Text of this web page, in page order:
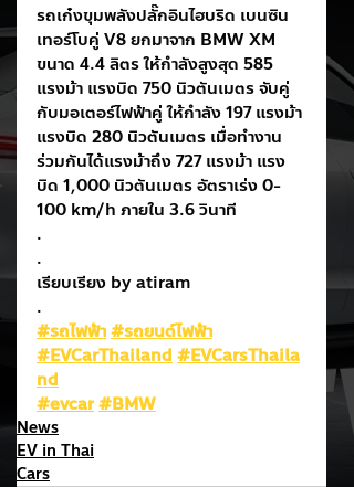
รถเก๋งขุมพลังปลั๊กอินไฮบริด เบนซิน
เทอร์โบคู่ V8 ยกมาจาก BMW XM
ขนาด 4.4 ลิตร ให้กำลังสูงสุด 585
แรงม้า แรงบิด 750 นิวตันเมตร จับคู่
กับมอเตอร์ไฟฟ้าคู่ ให้กำลัง 197 แรงม้า
แรงบิด 280 นิวตันเมตร เมื่อทำงาน
ร่วมกันได้แรงม้าถึง 727 แรงม้า แรง
บิด 1,000 นิวตันเมตร อัตราเร่ง 0-
100 km/h ภายใน 3.6 วินาที
.
.
เรียบเรียง by atiram
.
#รถไฟฟ้า#รถยนต์ไฟฟ้า
#EVCarThailand #EVCarsThaila
nd
#evcar#BMW
News
EV in Thai
Cars